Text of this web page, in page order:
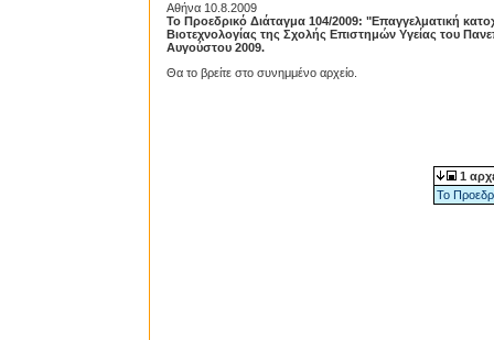
Αθήνα 10.8.2009
Το Προεδρικό Διάταγμα 104/2009: "Επαγγελματική
Βιοτεχνολογίας της Σχολής Επιστημών Υγείας του
Αυγούστου 2009.
Θα το βρείτε στο συνημμένο αρχείο.
1
Το